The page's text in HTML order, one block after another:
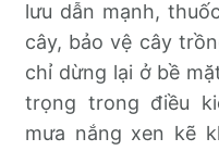
lưu dẫn mạnh,
cây, bảo vệ cây
chỉ dừng lại ở bề
trọng trong điều
mưa nắng xen kẽ